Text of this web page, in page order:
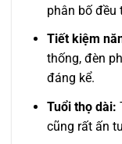
phân bố đều
Tiết kiệm
thống, đèn
đáng kể.
Tuổi thọ dài:
cũng rất ấn